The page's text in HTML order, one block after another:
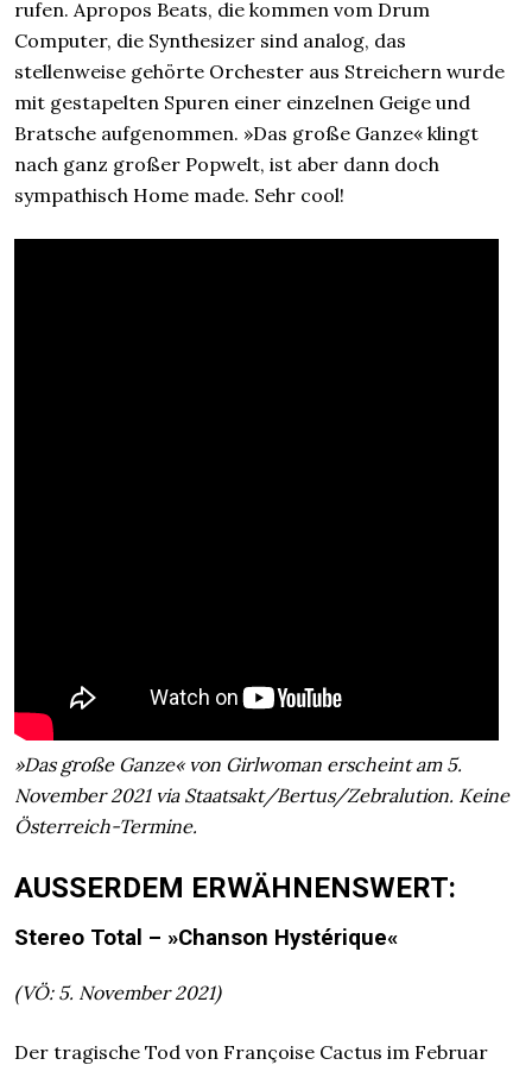
rufen. Apropos Beats, die kommen vom Drum
Computer, die Synthesizer sind analog, das
stellenweise gehörte Orchester aus Streichern wurde
mit gestapelten Spuren einer einzelnen Geige und
Bratsche aufgenommen. »Das große Ganze« klingt
nach ganz großer Popwelt, ist aber dann doch
sympathisch Home made. Sehr cool!
»Das große Ganze« von Girlwoman erscheint am 5.
November 2021 via Staatsakt/Bertus/Zebralution. Keine
Österreich-Termine.
AUSSERDEM ERWÄHNENSWERT:
Stereo Total – »Chanson Hystérique«
(VÖ: 5. November 2021)
Der tragische Tod von Françoise Cactus im Februar